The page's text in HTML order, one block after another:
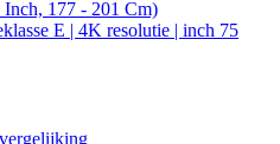
177 - 201 Cm)
E | 4K resolutie | inch 75